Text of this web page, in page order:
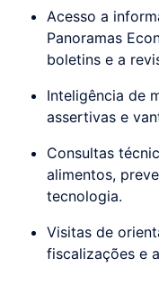
Acesso a
Panoramas
boletins e a
Inteligência de
assertivas e
Consultas
alimentos,
tecnologia.
Visitas de
fiscalizações e